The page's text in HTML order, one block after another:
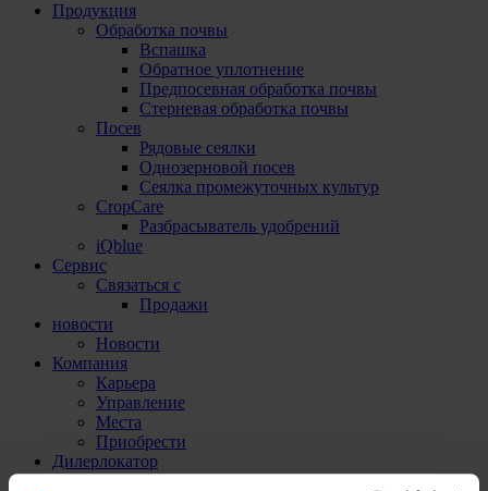
Продукция
Обработка почвы
Вспашка
Обратное уплотнение
Предпосевная обработка почвы
Стерневая обработка почвы
Посев
Рядовые сеялки
Однозерновой посев
Сеялка промежуточных культур
CropCare
Разбрасыватель удобрений
iQblue
Сервис
Связаться с
Продажи
новости
Новости
Компания
Карьера
Управление
Места
Приобрести
Дилерлокатор
Связаться с Карьера Портал для дистрибьюторов